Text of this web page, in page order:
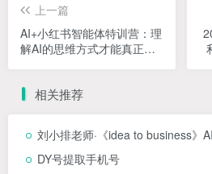
上一篇
AI+小红书智能体特训营：理
解AI的思维方式才能真正驾
相关推荐
刘小排老师·《idea to business》
DY号提取手机号